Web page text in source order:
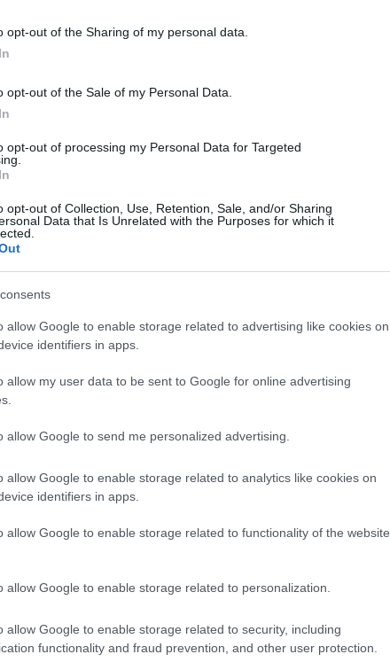
opt-out of the Sharing of my personal data.
opt-out of the Sale of my Personal Data.
opt-out of processing my Personal Data for Targeted
opt-out of Collection, Use, Retention, Sale, and/or Sharing
Data that Is Unrelated with the Purposes for which it
allow Google to enable storage related to advertising like cookies on
identifiers in apps.
allow my user data to be sent to Google for online advertising
allow Google to send me personalized advertising.
allow Google to enable storage related to analytics like cookies on
identifiers in apps.
allow Google to enable storage related to functionality of the website
allow Google to enable storage related to personalization.
allow Google to enable storage related to security, including
functionality and fraud prevention, and other user protection.
2010.07.26. 17:23:14
napokon belül :)
videó, ahogy meghunyászkodnak a nagylegények a
Válasz erre
gumibottal?
17:31:39
eljárni, és olyan rend lenne az országban, hogy ihaj-